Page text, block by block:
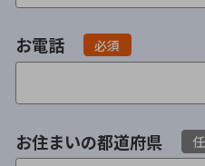
お電話 必須
お住まいの都道府県